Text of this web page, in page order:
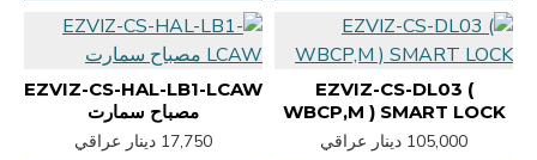
EZVIZ-CS-DL03 (
WBCP,M ) SMART LOCK
105,000 دينار عراقي
EZVIZ-CS-HAL-LB1-LCAW
مصباح سمارت
17,750 دينار عراقي